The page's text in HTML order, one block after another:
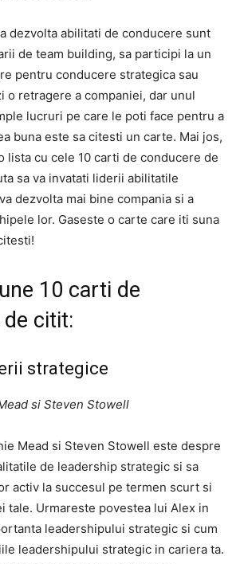
dezvolta abilitati de conducere sunt
de team building, sa participi la un
pentru conducere strategica sau
o retragere a companiei, dar unul
lucruri pe care le poti face pentru a
buna este sa citesti un carte. Mai jos,
lista cu cele 10 carti de conducere de
sa va invatati liderii abilitatile
dezvolta mai bine compania si a
lor. Gaseste o carte care iti suna
10 carti de
citit:
strategice
si Steven Stowell
Mead si Steven Stowell este despre
de leadership strategic si sa
activ la succesul pe termen scurt si
tale. Urmareste povestea lui Alex in
leadershipului strategic si cum
leadershipului strategic in cariera ta.